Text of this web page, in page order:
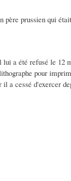
prussien qui
a été refusé le
pour
il a cessé d'exercer